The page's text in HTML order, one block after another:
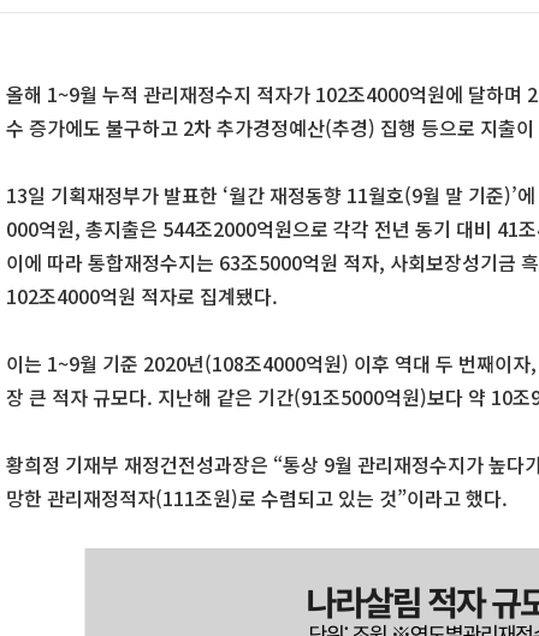
올해 1~9월 누적 관리재정수지 적자가 102조4000억원에 달하며
수 증가에도 불구하고 2차 추가경정예산(추경) 집행 등으로 지출
13일 기획재정부가 발표한 ‘월간 재정동향 11월호(9월 말 기준)’
000억원, 총지출은 544조2000억원으로 각각 전년 동기 대비 41
이에 따라 통합재정수지는 63조5000억원 적자, 사회보장성기금
102조4000억원 적자로 집계됐다.
이는 1~9월 기준 2020년(108조4000억원) 이후 역대 두 번째이
장 큰 적자 규모다. 지난해 같은 기간(91조5000억원)보다 약 10
황희정 기재부 재정건전성과장은 “통상 9월 관리재정수지가 높다
망한 관리재정적자(111조원)로 수렴되고 있는 것”이라고 했다.